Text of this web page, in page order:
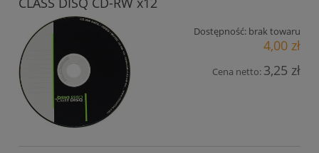
Dostępność: brak towaru
4,00 zł
Cena netto: 3,25 zł